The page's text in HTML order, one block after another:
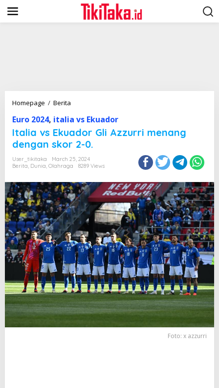
i
Homepage / Berita
a
l
i
a
v
s
k
u
a
d
o
r
G
l
i
A
z
z
u
r
r
i
Euro 2024, italia vs Ekuador
Italia vs Ekuador Gli Azzurri menang
dengan skor 2-0.
User_tikitaka
March 25, 2024
Berita, Dunia, Olahraga 8289 Views
Foto: x azzurri